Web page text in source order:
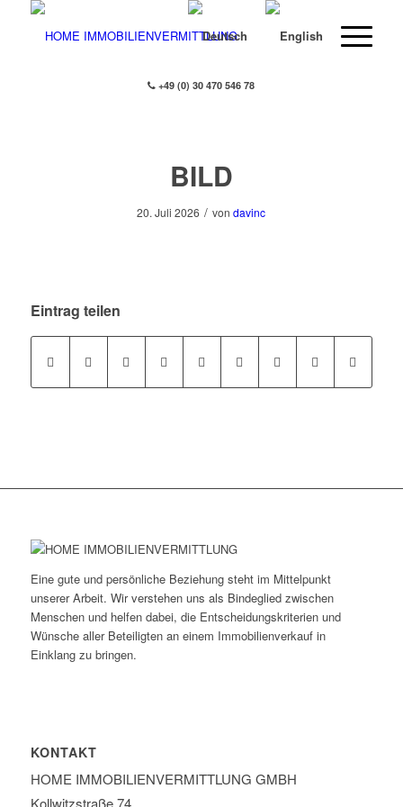
+49 (0) 30 470 546 78
BILD
20. Juli 2026 / vondavinc
Eintrag teilen
Eine gute und persönliche Beziehung steht im Mittelpunkt
unserer Arbeit. Wir verstehen uns als Bindeglied zwischen
Menschen und helfen dabei, die Entscheidungskriterien und
Wünsche aller Beteiligten an einem Immobilienverkauf in
Einklang zu bringen.
KONTAKT
HOME IMMOBILIEN­VERMITTLUNG GMBH
Kollwitzstraße 74